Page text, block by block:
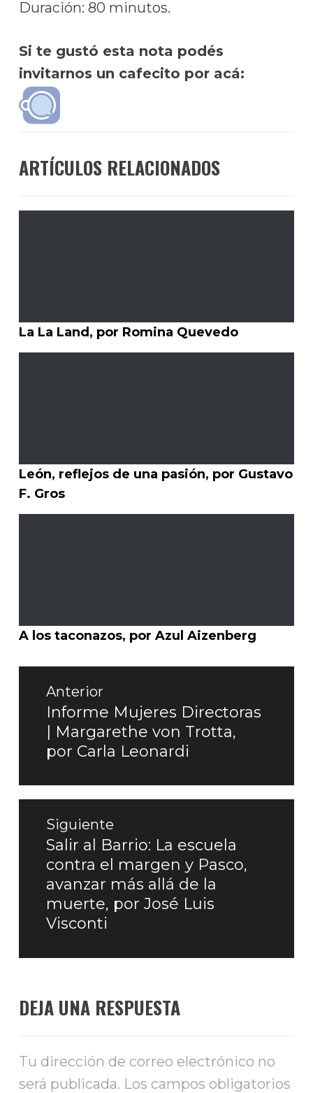
Duración: 80 minutos.
Si te gustó esta nota podés
invitarnos un cafecito por acá:
ARTÍCULOS RELACIONADOS
La La Land, por Romina Quevedo
León, reflejos de una pasión, por Gustavo
F. Gros
A los taconazos, por Azul Aizenberg
Navegación
entradas
Anterior
Entrada
anterior:
Informe Mujeres Directoras
| Margarethe von Trotta,
por Carla Leonardi
Siguiente
Entrada
siguiente:
Salir al Barrio: La escuela
contra el margen y Pasco,
avanzar más allá de la
muerte, por José Luis
Visconti
DEJA UNA RESPUESTA
Tu dirección de correo electrónico no
será publicada. Los campos obligatorios